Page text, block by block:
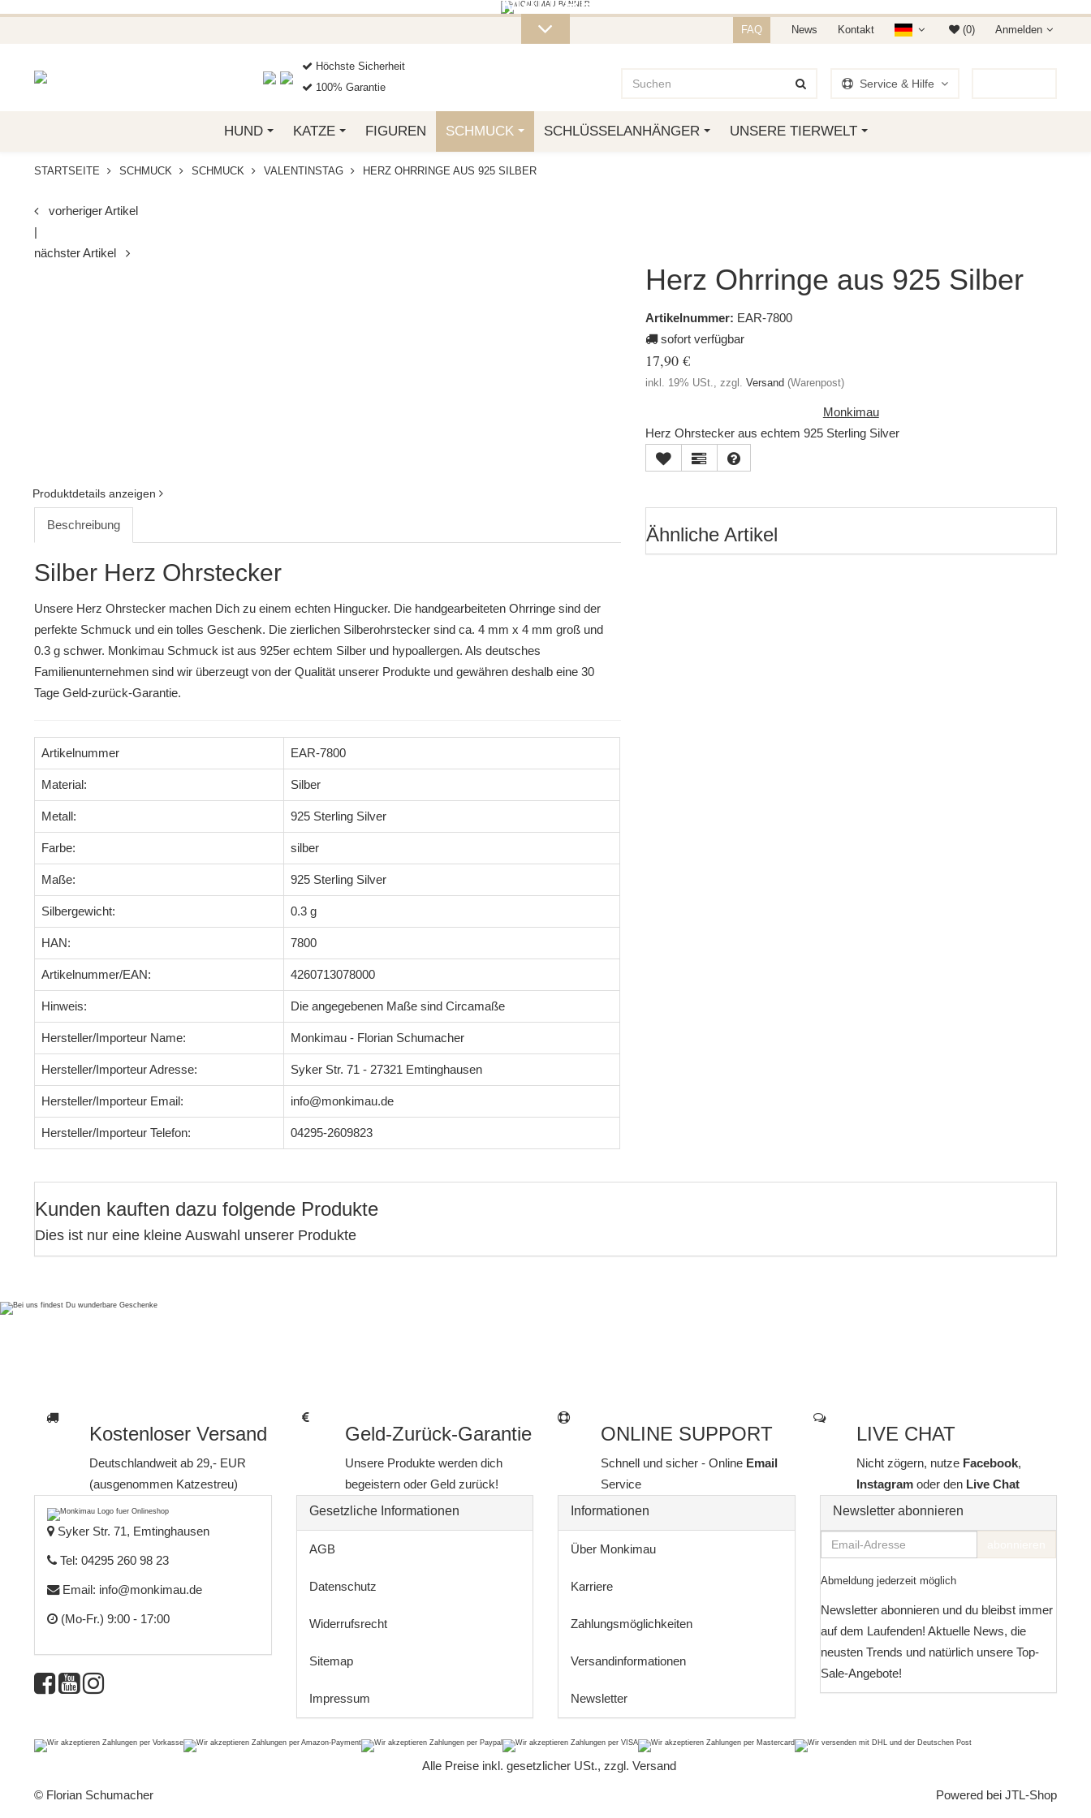
OTTO.
FAQ News Kontakt (0) Anmelden
Höchste Sicherheit
100% Garantie
Service & Hilfe
HUND KATZE FIGUREN SCHMUCK SCHLÜSSELANHÄNGER UNSERE TIERWELT
STARTSEITE SCHMUCK SCHMUCK VALENTINSTAG HERZ OHRRINGE AUS 925 SILBER
vorheriger Artikel
nächster Artikel
Herz Ohrringe aus 925 Silber
Artikelnummer: EAR-7800
sofort verfügbar
17,90 €
inkl. 19% USt., zzgl. Versand (Warenpost)
Monkimau
Herz Ohrstecker aus echtem 925 Sterling Silver
Produktdetails anzeigen
Beschreibung
Silber Herz Ohrstecker
Unsere Herz Ohrstecker machen Dich zu einem echten Hingucker. Die handgearbeiteten Ohrringe sind der
perfekte Schmuck und ein tolles Geschenk. Die zierlichen Silberohrstecker sind ca. 4 mm x 4 mm groß und
0.3 g schwer. Monkimau Schmuck ist aus 925er echtem Silber und hypoallergen. Als deutsches
Familienunternehmen sind wir überzeugt von der Qualität unserer Produkte und gewähren deshalb eine 30
Tage Geld-zurück-Garantie.
Artikelnummer EAR-7800
Material: Silber
Metall: 925 Sterling Silver
Farbe: silber
Maße: 925 Sterling Silver
Silbergewicht: 0.3 g
HAN: 7800
Artikelnummer/EAN: 4260713078000
Hinweis: Die angegebenen Maße sind Circamaße
Hersteller/Importeur Name: Monkimau - Florian Schumacher
Hersteller/Importeur Adresse: Syker Str. 71 - 27321 Emtinghausen
Hersteller/Importeur Email: info@monkimau.de
Hersteller/Importeur Telefon: 04295-2609823
Ähnliche Artikel
Kunden kauften dazu folgende Produkte
Dies ist nur eine kleine Auswahl unserer Produkte
Kostenloser Versand
Deutschlandweit ab 29,- EUR
(ausgenommen Katzestreu)
Geld-Zurück-Garantie
Unsere Produkte werden dich
begeistern oder Geld zurück!
ONLINE SUPPORT
Schnell und sicher - Online Email
Service
LIVE CHAT
Nicht zögern, nutze Facebook,
Instagram oder denLive Chat
Syker Str. 71, Emtinghausen
Tel: 04295 260 98 23
Email: info@monkimau.de
(Mo-Fr.) 9:00 - 17:00
Gesetzliche Informationen
AGB
Datenschutz
Widerrufsrecht
Sitemap
Impressum
Informationen
Über Monkimau
Karriere
Zahlungsmöglichkeiten
Versandinformationen
Newsletter
Newsletter abonnieren
Email-
Adresse
Abmeldung jederzeit möglich
Newsletter abonnieren und du bleibst immer
auf dem Laufenden! Aktuelle News, die
neusten Trends und natürlich unsere Top-
Sale-Angebote!
Alle Preise inkl. gesetzlicher USt., zzgl. Versand
© Florian Schumacher Powered bei JTL-Shop